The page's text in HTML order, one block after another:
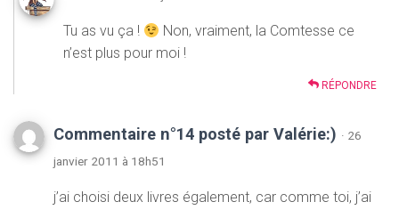
Tu as vu ça !
Non, vraiment, la Comtesse ce
n’est plus pour moi !
RÉPONDRE
Commentaire n°14 posté par Valérie:) · 26
janvier 2011 à 18h51
j’ai choisi deux livres également, car comme toi, j’ai